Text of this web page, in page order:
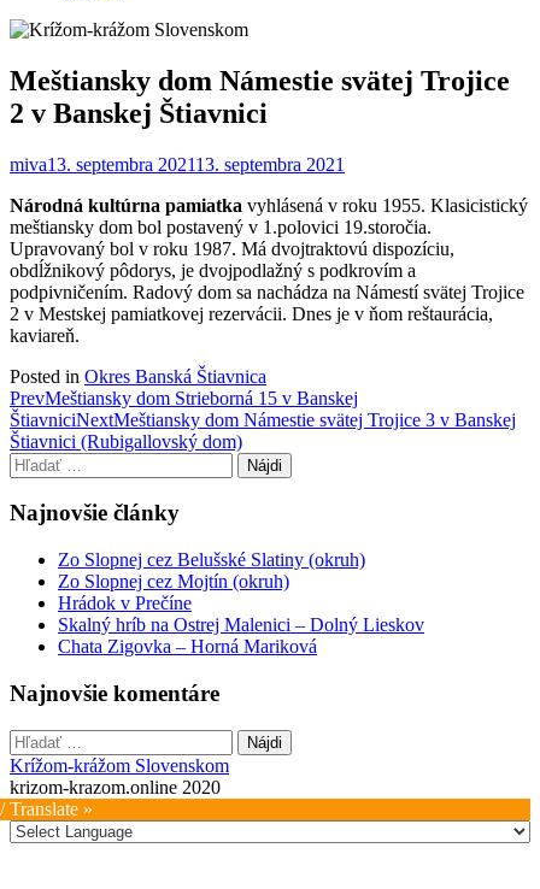
Meštiansky dom Námestie svätej Trojice
2 v Banskej Štiavnici
miva13. septembra 202113. septembra 2021
Národná kultúrna pamiatka vyhlásená v roku 1955. Klasicistický
meštiansky dom bol postavený v 1.polovici 19.storočia.
Upravovaný bol v roku 1987. Má dvojtraktovú dispozíciu,
obdĺžnikový pôdorys, je dvojpodlažný s podkrovím a
podpivničením. Radový dom sa nachádza na Námestí svätej Trojice
2 v Mestskej pamiatkovej rezervácii. Dnes je v ňom reštaurácia,
kaviareň.
Posted in Okres Banská Štiavnica
Post
navigation
PrevMeštiansky dom Strieborná 15 v Banskej
ŠtiavniciNextMeštiansky dom Námestie svätej Trojice 3 v Banskej
Štiavnici (Rubigallovský dom)
Hľadať:
Najnovšie články
Zo Slopnej cez Belušské Slatiny (okruh)
Zo Slopnej cez Mojtín (okruh)
Hrádok v Prečíne
Skalný hríb na Ostrej Malenici – Dolný Lieskov
Chata Zigovka – Horná Mariková
Najnovšie komentáre
Hľadať:
Krížom-krážom Slovenskom
krizom-krazom.online 2020
Translate »